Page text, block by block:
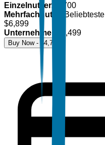
Einzelnutzer$
4,700
Mehrfachnutzer
Beliebteste
$6,899
Unternehmen
8,499
Buy Now - $4,700